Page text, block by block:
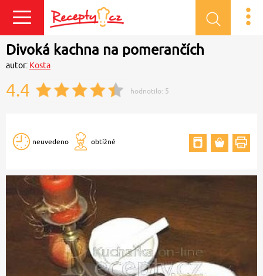
Přihlásit se
Divoká kachna na pomerančích
autor: Kosta
4.4 hodnotilo: 5
neuvedeno obtížné